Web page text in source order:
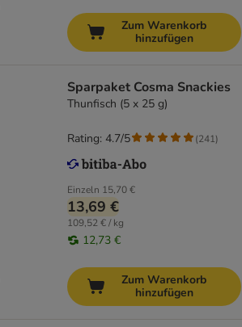
Zum Warenkorb
hinzufügen
Sparpaket Cosma Snackies
Thunfisch (5 x 25 g)
Einzeln 15,70 €
13,69 €
109,52 € / kg
12,73 €
Rating: 4.7/5 (241)
Zum Warenkorb
hinzufügen